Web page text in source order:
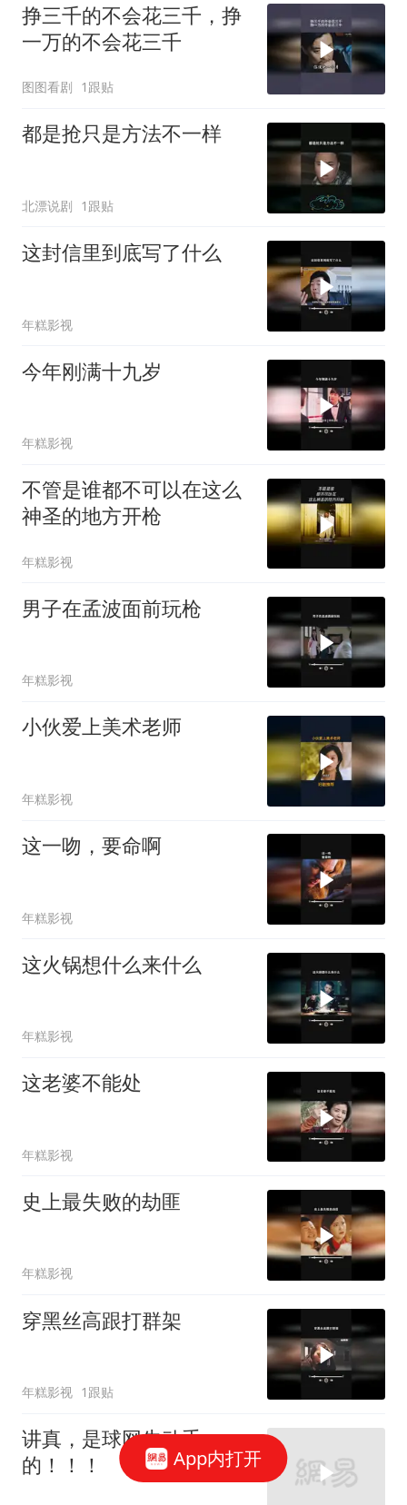
挣三千的不会花三千，挣
一万的不会花三千
图图看剧 1跟贴
都是抢只是方法不一样
北漂说剧 1跟贴
这封信里到底写了什么
年糕影视
今年刚满十九岁
年糕影视
不管是谁都不可以在这么
神圣的地方开枪
年糕影视
男子在孟波面前玩枪
年糕影视
小伙爱上美术老师
年糕影视
这一吻，要命啊
年糕影视
这火锅想什么来什么
年糕影视
这老婆不能处
年糕影视
史上最失败的劫匪
年糕影视
穿黑丝高跟打群架
年糕影视 1跟贴
讲真，是球网先动手
的！！！
App内打开